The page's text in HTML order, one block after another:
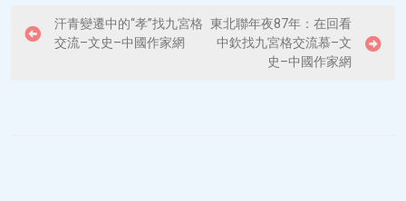
P
汗青變遷中的“孝”找九宮格
交流–文史–中國作家網
東北聯年夜87年：在回看
中欽找九宮格交流慕–文
史–中國作家網